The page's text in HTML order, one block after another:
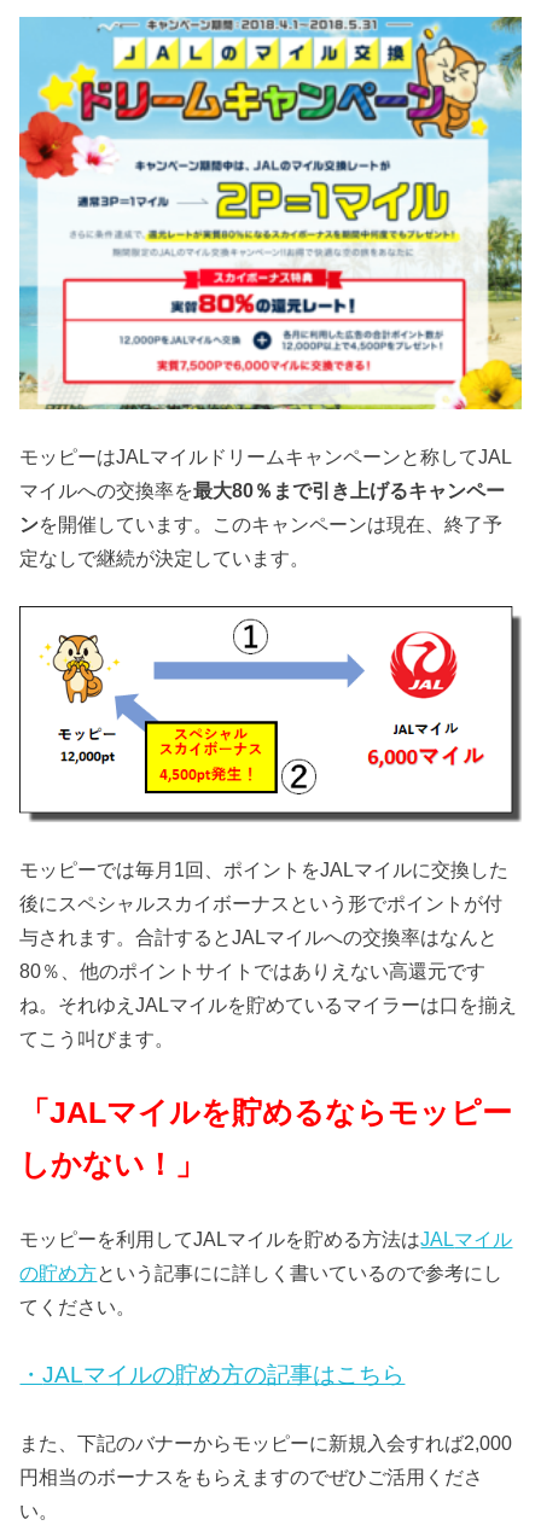
モッピーはJALマイルドリームキャンペーンと称してJAL
マイルへの交換率を最大80％まで引き上げるキャンペー
ンを開催しています。このキャンペーンは現在、終了予
定なしで継続が決定しています。
モッピーでは毎月1回、ポイントをJALマイルに交換した
後にスペシャルスカイボーナスという形でポイントが付
与されます。合計するとJALマイルへの交換率はなんと
80％、他のポイントサイトではありえない高還元です
ね。それゆえJALマイルを貯めているマイラーは口を揃え
てこう叫びます。
「JALマイルを貯めるならモッピー
しかない！」
モッピーを利用してJALマイルを貯める方法はJALマイル
の貯め方という記事にに詳しく書いているので参考にし
てください。
・JALマイルの貯め方の記事はこちら
また、下記のバナーからモッピーに新規入会すれば2,000
円相当のボーナスをもらえますのでぜひご活用くださ
い。